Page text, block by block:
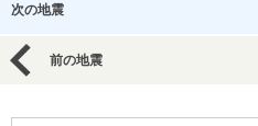
次の地震
前の地震